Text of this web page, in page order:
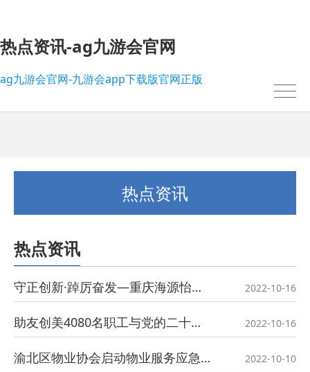
热点资讯-ag九游会官网
ag九游会官网-九游会app下载版官网正版
热点资讯
热点资讯
我的位置：ag九游会官网-九游会app下载版官网正版>热点资讯
守正创新·踔厉奋发—重庆海源怡生活服务集团党委组织全体党员、职工收看党的二十大开幕会 2022-10-16
助友创美4080名职工与党的二十大盛会“同频共振” 2022-10-16
渝北区物业协会启动物业服务应急总队积极支援仙桃街道疫情防控工作 2022-10-10